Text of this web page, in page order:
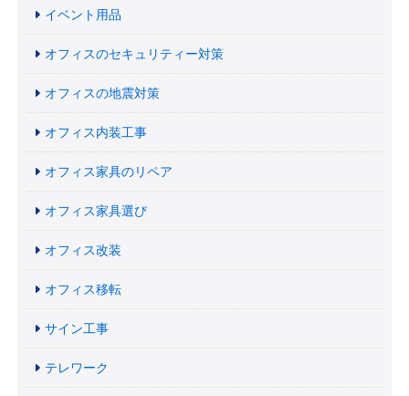
イベント用品
オフィスのセキュリティー対策
オフィスの地震対策
オフィス内装工事
オフィス家具のリペア
オフィス家具選び
オフィス改装
オフィス移転
サイン工事
テレワーク